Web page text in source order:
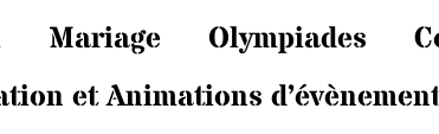
Mariage Olympiades
et Animations